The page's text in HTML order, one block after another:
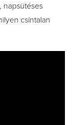
napsütéses
csintalan